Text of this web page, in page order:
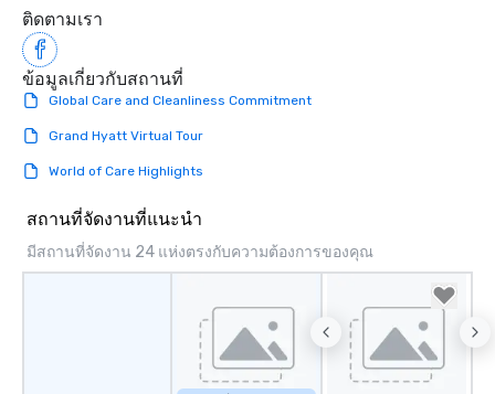
restaurant or being
than desirable table.
everyone is treated
immediate seating
What’s more, your
a special warm
ติดตามเรา
ข้อมูลเกี่ยวกับสถานที่
Global Care and Cleanliness Commitment
Grand Hyatt Virtual Tour
World of Care Highlights
สถานที่จัดงานที่แนะนำ
มีสถานที่จัดงาน 24 แห่งตรงกับความต้องการของคุณ